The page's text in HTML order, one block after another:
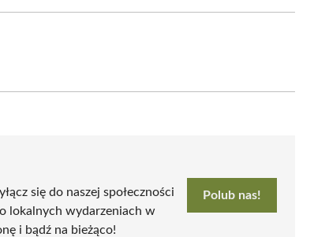
się do naszej społeczności
lokalnych wydarzeniach w
i bądź na bieżąco!
Polub nas!